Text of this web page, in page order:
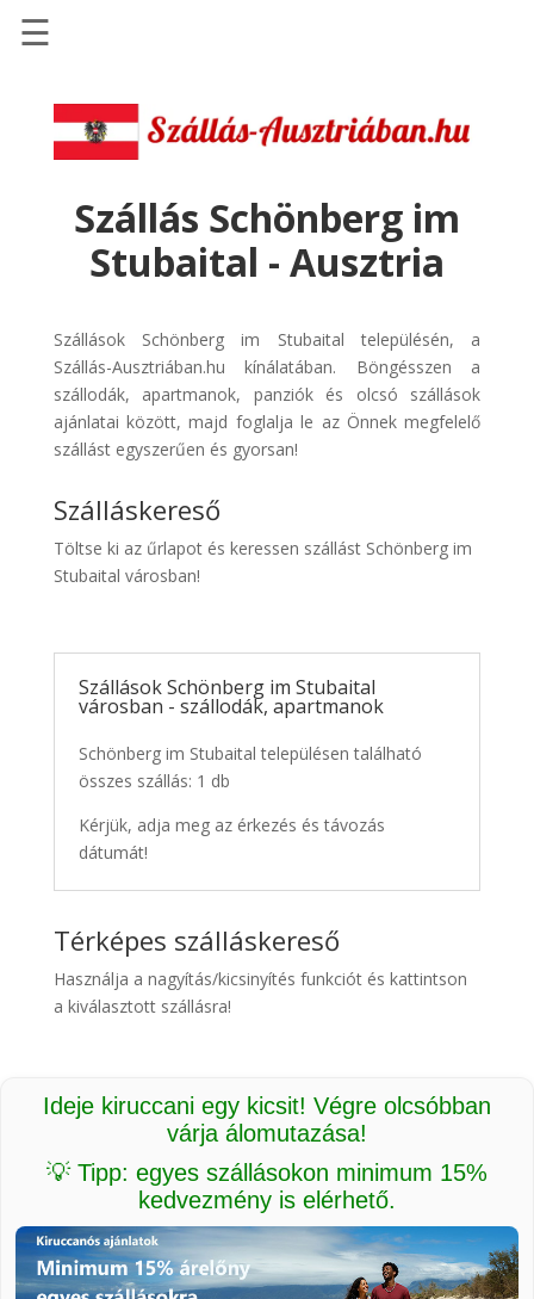
Szállások
Szállásinfo.eu
Repülőjegy
pénzvisszatérítéssel
Discover
Cars
Transzfer
Kiwi
Taxi
☰
Szállás Schönberg im
Stubaital - Ausztria
Szállások Schönberg im Stubaital településén, a
Szállás-Ausztriában.hu kínálatában. Böngésszen a
szállodák, apartmanok, panziók és olcsó szállások
ajánlatai között, majd foglalja le az Önnek megfelelő
szállást egyszerűen és gyorsan!
Szálláskereső
Töltse ki az űrlapot és keressen szállást Schönberg im
Stubaital városban!
Szállások Schönberg im Stubaital
városban - szállodák, apartmanok
Schönberg im Stubaital településen található
összes szállás: 1 db
Kérjük, adja meg az érkezés és távozás
dátumát!
Térképes szálláskereső
Használja a nagyítás/kicsinyítés funkciót és kattintson
a kiválasztott szállásra!
Ideje kiruccani egy kicsit! Végre olcsóbban
várja álomutazása!
💡 Tipp: egyes szállásokon minimum 15%
kedvezmény is elérhető.